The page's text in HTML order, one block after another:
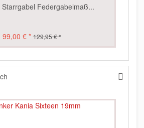
Federgabelmaß...
99,00 € * 129,95 € *